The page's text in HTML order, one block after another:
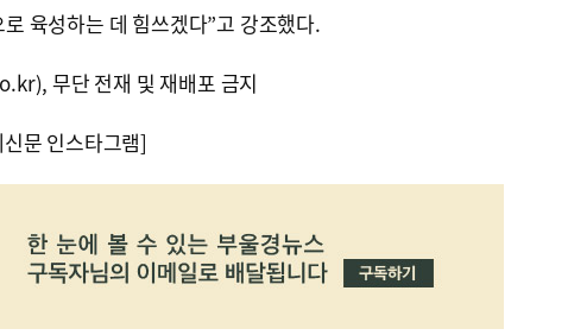
육성하는 데 힘쓰겠다”고 강조했다.
무단 전재 및 재배포 금지
문 인스타그램]